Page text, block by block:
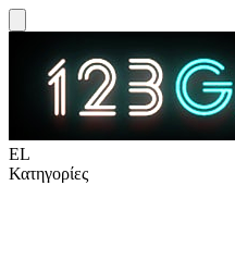
EL
Κατηγορίες